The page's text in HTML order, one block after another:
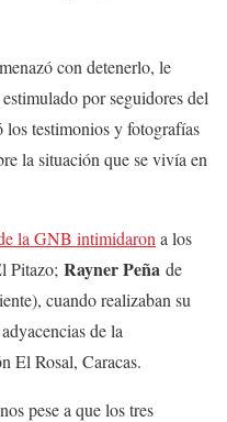
con detenerlo, le
por seguidores del
los testimonios y fotografías
la situación que se vivía en
la GNB intimidaron a los
Pitazo; Rayner Peña de
cuando realizaban su
de la
El Rosal, Caracas.
pese a que los tres